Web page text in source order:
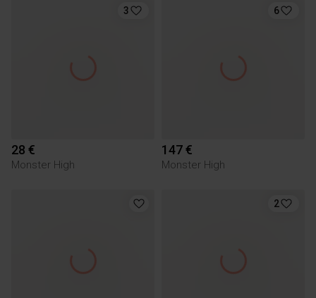
3
28 €
Monster High
6
147 €
Monster High
2